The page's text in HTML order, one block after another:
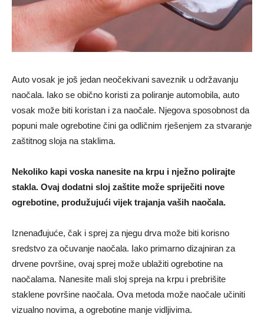
Auto vosak je još jedan neočekivani saveznik u održavanju
naočala. Iako se obično koristi za poliranje automobila, auto
vosak može biti koristan i za naočale. Njegova sposobnost da
popuni male ogrebotine čini ga odličnim rješenjem za stvaranje
zaštitnog sloja na staklima.
Nekoliko kapi voska nanesite na krpu i nježno polirajte
stakla. Ovaj dodatni sloj zaštite može spriječiti nove
ogrebotine, produžujući vijek trajanja vaših naočala.
Iznenađujuće, čak i sprej za njegu drva može biti korisno
sredstvo za očuvanje naočala. Iako primarno dizajniran za
drvene površine, ovaj sprej može ublažiti ogrebotine na
naočalama. Nanesite mali sloj spreja na krpu i prebrišite
staklene površine naočala. Ova metoda može naočale učiniti
vizualno novima, a ogrebotine manje vidljivima.